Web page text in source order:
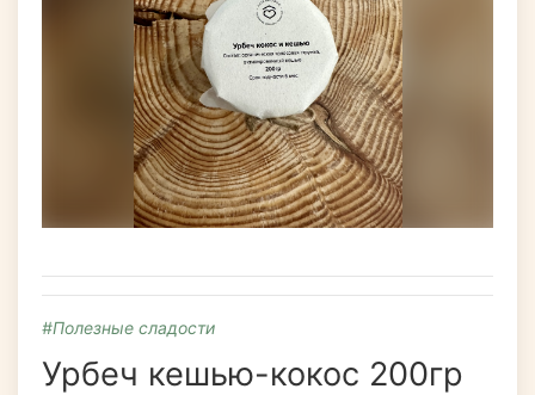
#Полезные сладости
Урбеч кешью-кокос 200гр